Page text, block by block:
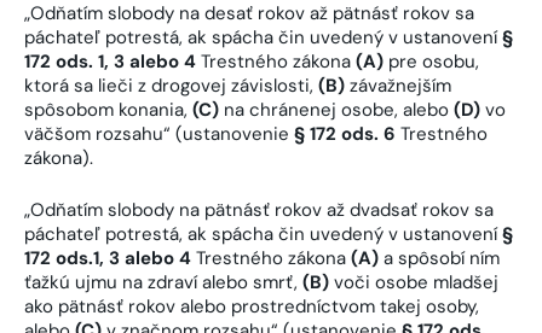
„Odňatím slobody na desať rokov až pätnásť rokov sa
páchateľ potrestá, ak spácha čin uvedený v ustanovení§
172 ods. 1, 3 alebo 4 Trestného zákona (A) pre osobu,
ktorá sa lieči z drogovej závislosti, (B) závažnejším
spôsobom konania, (C) na chránenej osobe, alebo (D) vo
väčšom rozsahu“ (ustanovenie § 172 ods. 6 Trestného
zákona).
„Odňatím slobody na pätnásť rokov až dvadsať rokov sa
páchateľ potrestá, ak spácha čin uvedený v ustanovení§
172 ods.1, 3 alebo 4 Trestného zákona (A) a spôsobí ním
ťažkú ujmu na zdraví alebo smrť, (B) voči osobe mladšej
ako pätnásť rokov alebo prostredníctvom takej osoby,